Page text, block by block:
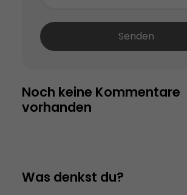
Senden
Noch keine Kommentare
vorhanden
Was denkst du?